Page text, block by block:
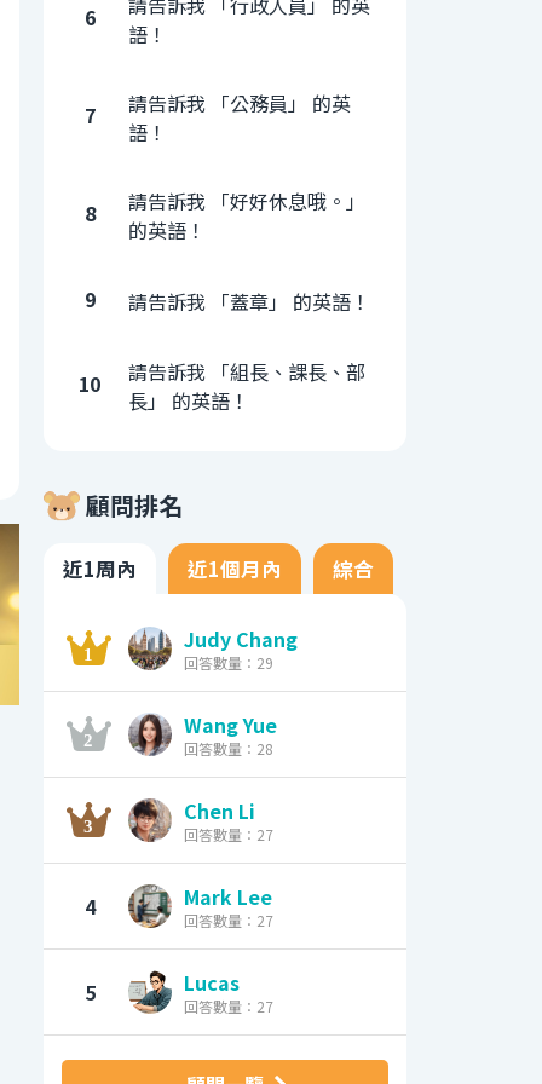
6
語！
7
請告訴我 「公務員」 的英
語！
8
請告訴我 「好好休息哦。」
的英語！
9 請告訴我 「蓋章」 的英語！
10
請告訴我 「組長、課長、部
長」 的英語！
顧問排名
近1周內 近1個月內 綜合
Judy Chang
回答數量：29
Wang Yue
回答數量：28
Chen Li
回答數量：27
4 Mark Lee
回答數量：27
5 Lucas
回答數量：27